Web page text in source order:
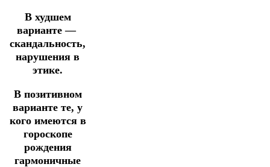
В худшем
варианте —
скандальность,
нарушения в
этике.
В позитивном
варианте те, у
кого имеются в
гороскопе
рождения
гармоничные